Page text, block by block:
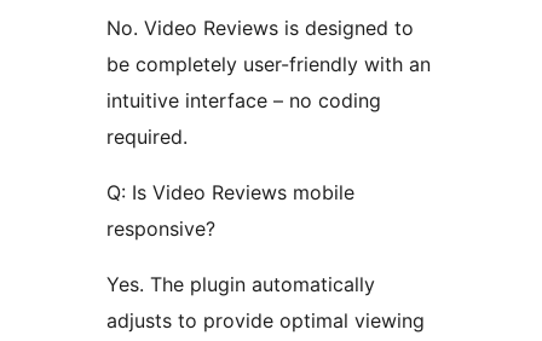
No. Video Reviews is designed to
be completely user-friendly with an
intuitive interface – no coding
required.
Q: Is Video Reviews mobile
responsive?
Yes. The plugin automatically
adjusts to provide optimal viewing